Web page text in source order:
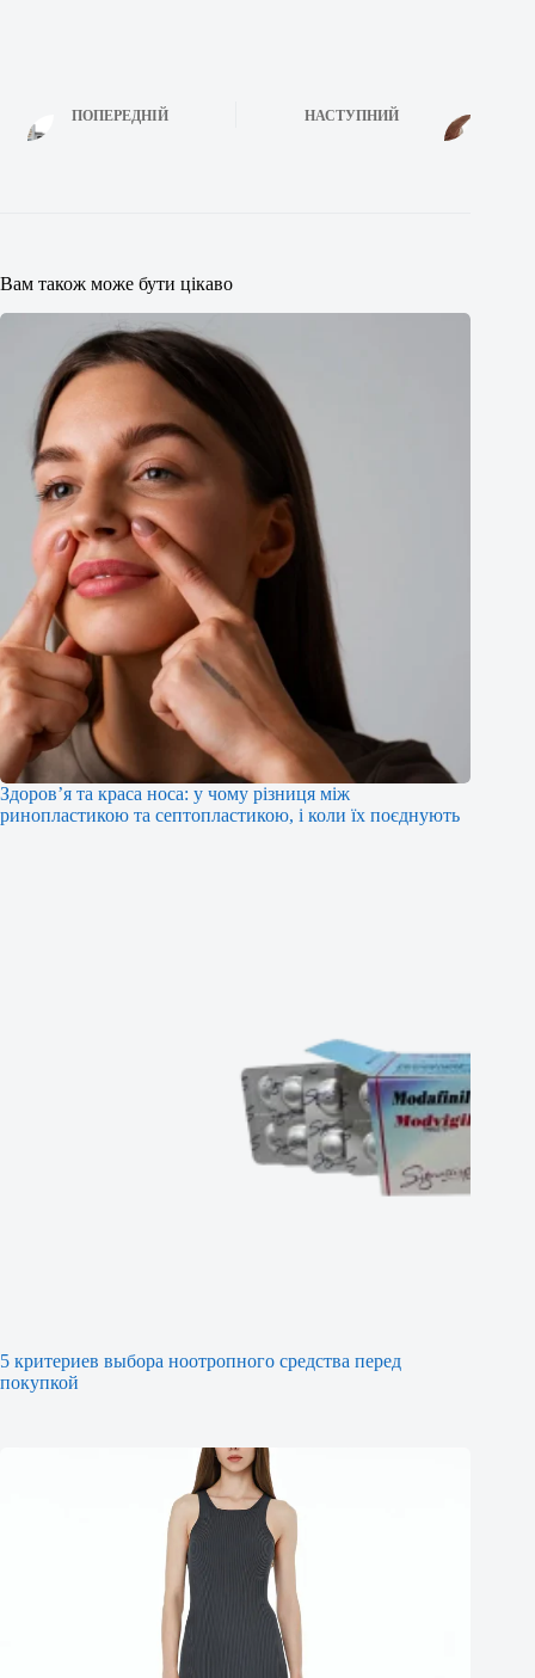
ПОПЕРЕДНІЙ НАСТУПНИЙ
Вам також може бути цікаво
Здоров’я та краса носа: у чому різниця між
ринопластикою та септопластикою, і коли їх поєднують
5 критериев выбора ноотропного средства перед
покупкой